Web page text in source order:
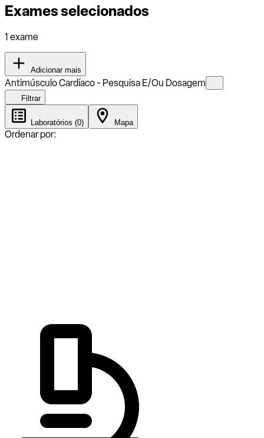
Exames selecionados
1 exame
Adicionar mais
Antimúsculo Cardíaco - Pesquisa E/Ou Dosagem
Filtrar
Laboratórios (0) Mapa
Ordenar por: